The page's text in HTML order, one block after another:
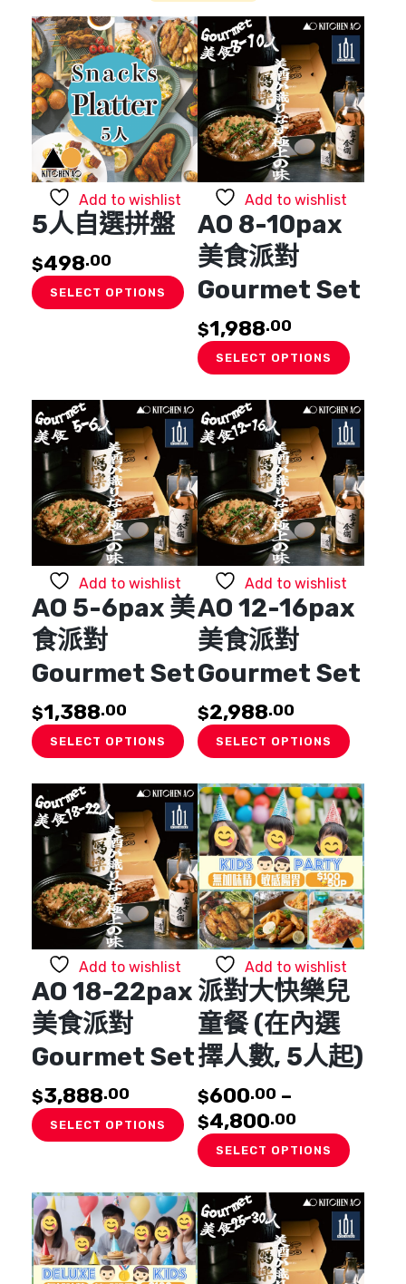
Add to wishlist
5人自選拼盤
$498.00
SELECT OPTIONS
Add to wishlist
AO 8-10pax
美食派對
Gourmet Set
$1,988.00
SELECT OPTIONS
Add to wishlist
AO 5-6pax 美
食派對
Gourmet Set
$1,388.00
SELECT OPTIONS
Add to wishlist
AO 12-16pax
美食派對
Gourmet Set
$2,988.00
SELECT OPTIONS
Add to wishlist
AO 18-22pax
美食派對
Gourmet Set
$3,888.00
SELECT OPTIONS
Add to wishlist
派對大快樂兒
童餐 (在內選
擇人數, 5人起)
$600.00 –
$4,800.00
SELECT OPTIONS
This
product
multiple
options
may
be